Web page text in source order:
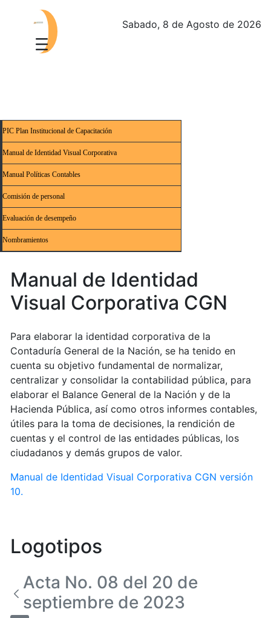
Sabado, 8 de Agosto de 2026
PIC Plan Institucional de Capacitación
Manual de Identidad Visual Corporativa
Manual Políticas Contables
Comisión de personal
Evaluación de desempeño
Nombramientos
Manual de Identidad
Visual Corporativa CGN
Para elaborar la identidad corporativa de la
Contaduría General de la Nación, se ha tenido en
cuenta su objetivo fundamental de normalizar,
centralizar y consolidar la contabilidad pública, para
elaborar el Balance General de la Nación y de la
Hacienda Pública, así como otros informes contables,
útiles para la toma de decisiones, la rendición de
cuentas y el control de las entidades públicas, los
ciudadanos y demás grupos de valor.
Manual de Identidad Visual Corporativa CGN versión
10.
Logotipos
Acta No. 08 del 20 de
septiembre de 2023